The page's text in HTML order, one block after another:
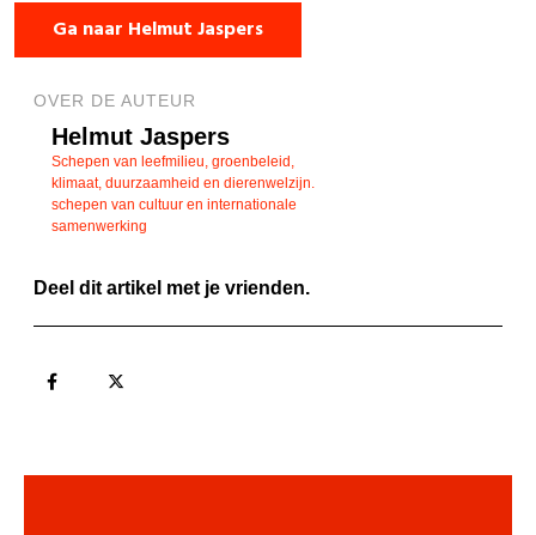
Ga naar Helmut Jaspers
OVER DE AUTEUR
Helmut Jaspers
Schepen van leefmilieu, groenbeleid,
klimaat, duurzaamheid en dierenwelzijn.
schepen van cultuur en internationale
samenwerking
Deel dit artikel met je vrienden.